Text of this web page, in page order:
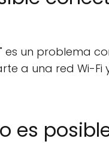
un problema
a una red Wi-
es